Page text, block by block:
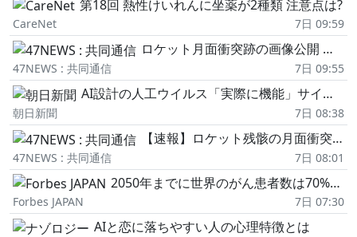
第18回 熱性けいれんに坐薬が2種類 注意点は?
CareNet 7日 09:59
ロケット月面衝突跡の画像公開 スペースX打ち上げ残骸
47NEWS : 共同通信 7日 09:55
AI設計の人工ウイルス「実際に機能」サイエンス誌掲載 テロ懸念も
朝日新聞 7日 08:38
【速報】ロケット残骸の月面衝突地点、画像公開
47NEWS : 共同通信 7日 08:01
2050年までに世界のがん患者数は70%増加、科学の進歩とは裏腹に WHOが警告
Forbes JAPAN 7日 07:30
AIと恋に落ちやすい人の心理特徴とは